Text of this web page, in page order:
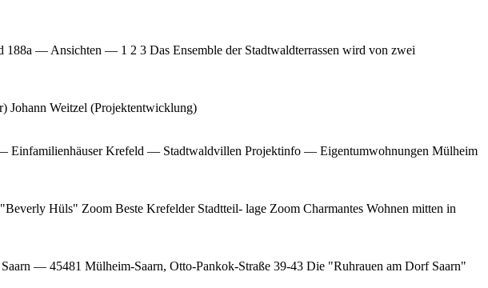
— Ansichten — 1 2 3 Das Ensemble der Stadtwaldterrassen wird von zwei
Johann Weitzel (Projektentwicklung)
Einfamilienhäuser Krefeld — Stadtwaldvillen Projektinfo — Eigentumwohnungen Mülheim
Hüls" Zoom Beste Krefelder Stadtteil- lage Zoom Charmantes Wohnen mitten in
— 45481 Mülheim-Saarn, Otto-Pankok-Straße 39-43 Die "Ruhrauen am Dorf Saarn"